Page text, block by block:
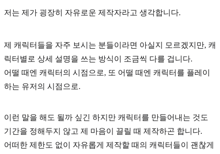
저는 제가 굉장히 자유로운 제작자라고 생각합니다.
제 캐릭터들을 자주 보시는 분들이라면 아실지 모르겠지만, 캐
릭터별로 상세 설명을 쓰는 방식이 조금씩 다를 겁니다.
어떨 때엔 캐릭터의 시점으로, 또 어떨 때엔 캐릭터를 플레이
하는 유저의 시점으로.
이런 말을 해도 될까 싶긴 하지만 캐릭터를 만들어내는 것도
기간을 정해두지 않고 제 마음이 끌릴 때 제작하곤 합니다.
어떠한 제한도 없이 자유롭게 제작할 때의 캐릭터들이 괜찮게